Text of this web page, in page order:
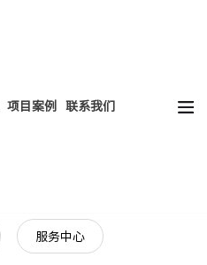
项目案例 联系我们
割 激光打标 激光清洗
服务中心